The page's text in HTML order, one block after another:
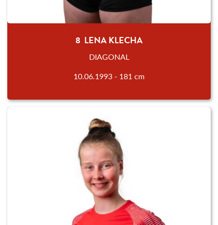
8 LENA KLECHA
DIAGONAL
10.06.1993 - 181 cm